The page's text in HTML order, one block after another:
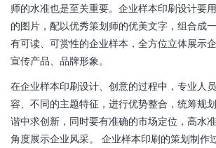
师的水准也是至关重要。企业样本印刷设计要
的图片，配以优秀策划师的优美文字，组合成
有可读、可赏性的企业样本，全方位立体展示
宣传产品、品牌形象。
在企业样本印刷设计、创意的过程中，专业人
容、不同的主题特征，进行优势整合，统筹规
谐中求创新，同时要有准确的市场定位，高水
角度展示企业风采。 企业样本印刷的策划制作